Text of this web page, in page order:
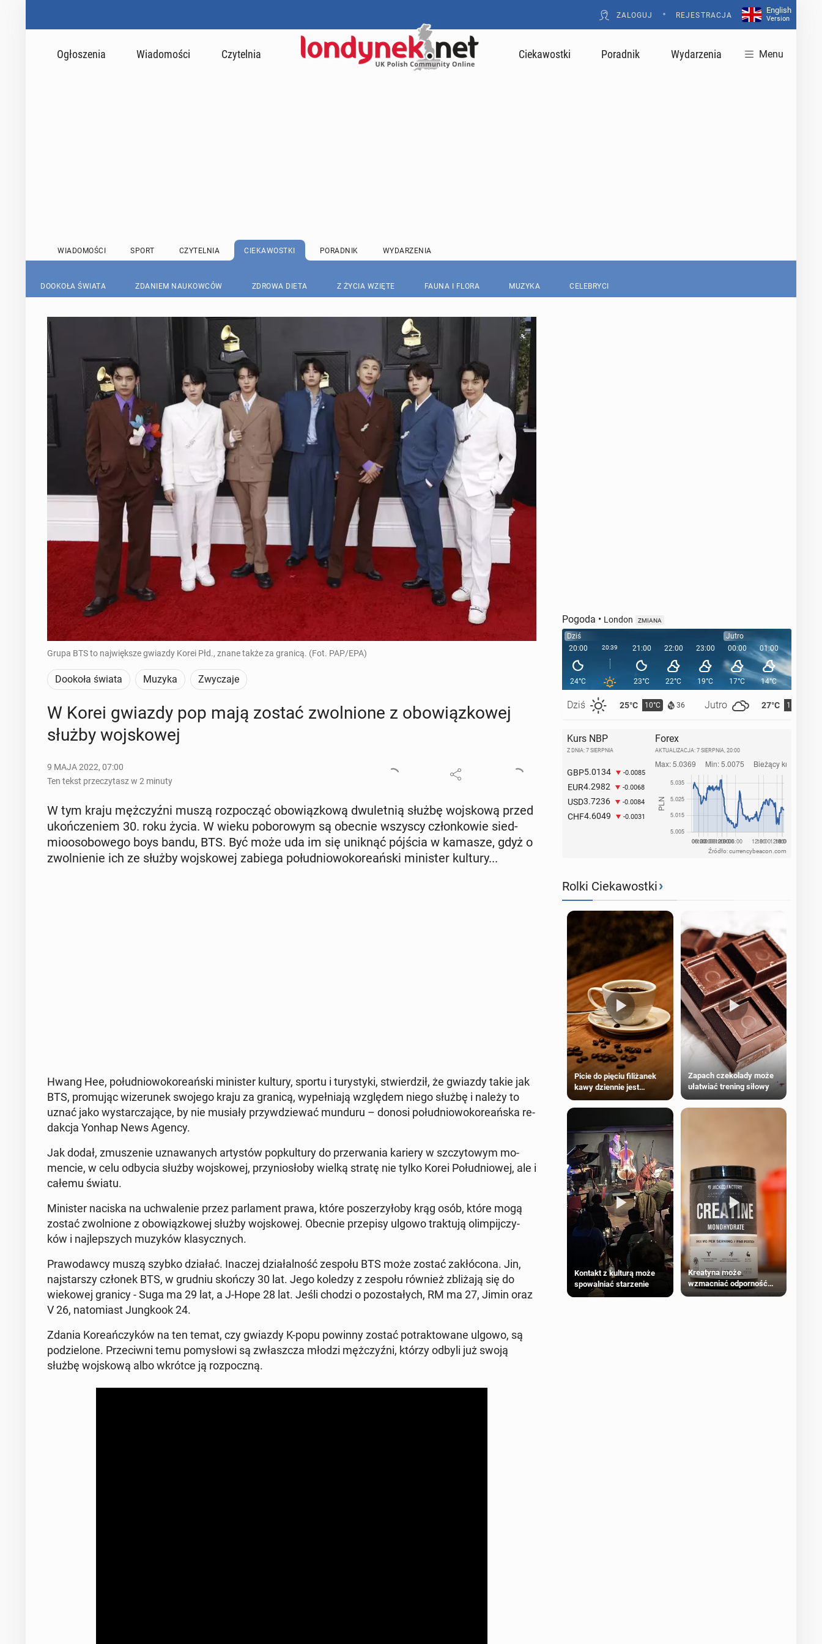
ZALOGUJ • REJESTRACJA
English
Version
Ogłoszenia Wiadomości Czytelnia Ciekawostki Poradnik Wydarzenia Menu
WIADOMOŚCI SPORT CZYTELNIA CIEKAWOSTKI PORADNIK WYDARZENIA
DOOKOŁA ŚWIATA ZDANIEM NAUKOWCÓW ZDROWA DIETA Z ŻYCIA WZIĘTE FAUNA I FLORA MUZYKA CELEBRYCI
Grupa BTS to największe gwiazdy Korei Płd., znane także za granicą. (Fot. PAP/EPA)
Dookoła świata Muzyka Zwyczaje
W Korei gwiazdy pop mają zostać zwol­nio­ne z obo­wiąz­ko­wej
służby woj­sko­wej
9 MAJA 2022, 07:00
Ten tekst przeczytasz w 2 minuty
W tym kraju męż­czyź­ni muszą roz­po­cząć obo­wiąz­ko­wą dwu­let­nią służbę woj­sko­wą przed
ukoń­cze­niem 30. roku życia. W wieku po­bo­ro­wym są obecnie wszyscy człon­ko­wie sied­
mio­oso­bo­we­go boys bandu, BTS. Być może uda im się uniknąć pójścia w kamasze, gdyż o
zwol­nie­nie ich ze służby woj­sko­wej zabiega po­łu­dnio­wo­ko­re­ań­ski mi­ni­ster kultury...
Hwang Hee, po­łu­dnio­wo­ko­re­ań­ski mi­ni­ster kultury, sportu i tu­ry­sty­ki, stwier­dził, że gwiazdy takie jak
BTS, pro­mu­jąc wi­ze­ru­nek swojego kraju za granicą, wy­peł­nia­ją wzglę­dem niego służbę i należy to
uznać jako wy­star­cza­ją­ce, by nie musiały przy­wdzie­wać munduru – donosi po­łu­dnio­wo­ko­re­ań­ska re­
dak­cja Yonhap News Agency.
Jak dodał, zmu­sze­nie uzna­wa­nych ar­ty­stów po­pkul­tu­ry do prze­rwa­nia kariery w szczy­to­wym mo­
men­cie, w celu odbycia służby woj­sko­wej, przy­nio­sło­by wielką stratę nie tylko Korei Po­łu­dnio­wej, ale i
całemu światu.
Mi­ni­ster naciska na uchwa­le­nie przez par­la­ment prawa, które po­sze­rzy­ło­by krąg osób, które mogą
zostać zwol­nio­ne z obo­wiąz­ko­wej służby woj­sko­wej. Obecnie prze­pi­sy ulgowo trak­tu­ją olim­pij­czy­
ków i naj­lep­szych muzyków kla­sycz­nych.
Pra­wo­daw­cy muszą szybko działać. Inaczej dzia­łal­ność zespołu BTS może zostać za­kłó­co­na. Jin,
naj­star­szy członek BTS, w grudniu skończy 30 lat. Jego koledzy z zespołu również zbli­ża­ją się do
wie­ko­wej granicy - Suga ma 29 lat, a J-Hope 28 lat. Jeśli chodzi o po­zo­sta­łych, RM ma 27, Jimin oraz
V 26, na­to­miast Jung­ko­ok 24.
Zdania Ko­re­ań­czy­ków na ten temat, czy gwiazdy K-popu powinny zostać po­trak­to­wa­ne ulgowo, są
po­dzie­lo­ne. Prze­ciw­ni temu po­my­sło­wi są zwłasz­cza młodzi męż­czyź­ni, którzy odbyli już swoją
służbę woj­sko­wą albo wkrótce ją roz­pocz­ną.
Pogoda • London ZMIANA
Dziś
20:00
24°C
Dziś 25°C 10°C 36 Jutro 27°C 11°C
20:39 21:00
23°C
22:00
22°C
23:00
19°C
Jutro
00:00
17°C
01:00
14°C
02:00
Kurs NBP
Z DNIA: 7 SIERPNIA
GBP5.0134 -0.0085
EUR4.2982 -0.0068
USD3.7236 -0.0084
CHF4.6049 -0.0031
Forex
AKTUALIZACJA: 7 SIERPNIA, 20:00
Źródło: currencybeacon.com
Rolki Ciekawostki›
Picie do pięciu filiżanek
kawy dziennie jest
większości dorosłych
Zapach czekolady może
ułatwiać trening siłowy
Kontakt z kulturą może
spowalniać starzenie
Kreatyna może
wzmacniać odporność
przeciw nowotworom